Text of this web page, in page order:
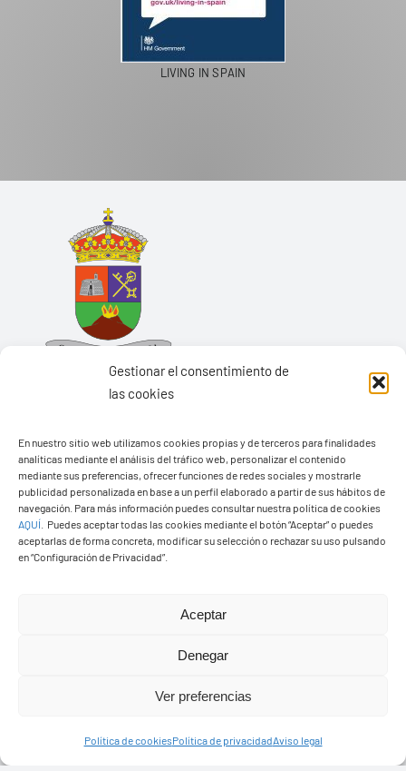
Gestionar el consentimiento de
las cookies
En nuestro sitio web utilizamos cookies propias y de terceros para finalidades
analíticas mediante el análisis del tráfico web, personalizar el contenido
mediante sus preferencias, ofrecer funciones de redes sociales y mostrarle
publicidad personalizada en base a un perfil elaborado a partir de sus hábitos de
navegación. Para más información puedes consultar nuestra política de cookies
AQUÍ
Puedes aceptar todas las cookies mediante el botón “Aceptar” o puedes
aceptarlas de forma concreta, modificar su selección o rechazar su uso pulsando
en “Configuración de Privacidad”.
Aceptar
Denegar
Ver preferencias
Política de cookiesPolítica de privacidadAviso legal
LIVING IN SPAIN
Ayuntamiento de Yaiza
Pza. de Los Remedios, 1
35570 – Yaiza
Tel:928 83 62 20
© Copyright2026 Ayuntamiento de Yaiza - Todos los